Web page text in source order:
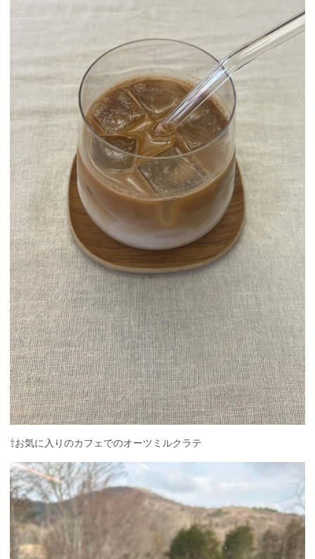
⇧お気に入りのカフェでのオーツミルクラテ